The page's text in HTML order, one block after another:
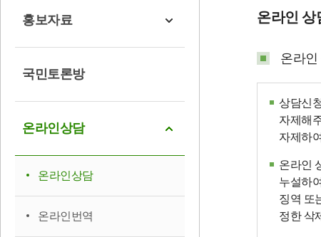
홍보자료
국민토론방
온라인상담
온라인상담
온라인번역
온라인 상
온라
상담신
자제해
자제하
온라인
누설하
징역 또
정한 삭